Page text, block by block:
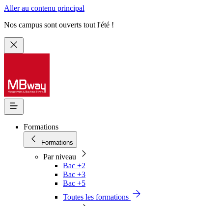
Aller au contenu principal
Nos campus sont ouverts tout l'été !
Formations
Formations
Par niveau
Bac +2
Bac +3
Bac +5
Toutes les formations